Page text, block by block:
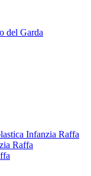
del Garda
Infanzia Raffa
Raffa